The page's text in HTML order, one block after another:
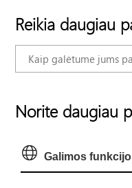
Reikia daugiau
Norite daugiau
Galimos